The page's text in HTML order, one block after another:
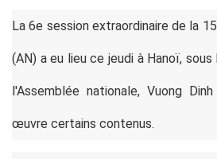
La 6e session extraordinaire de la
(AN) a eu lieu ce jeudi à Hanoï,
l'Assemblée nationale, Vuong
œuvre certains contenus.